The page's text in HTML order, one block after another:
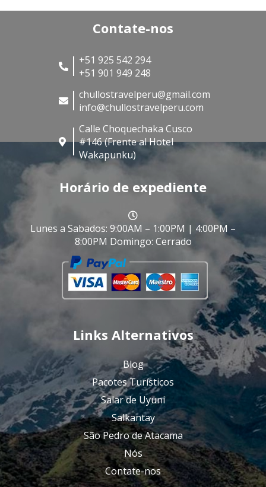
Contate-nos
+51 925 542 294
+51 901 949 248
chullostravelperu@gmail.com
info@chullostravelperu.com
Calle Choquechaka Cusco
#146 (Frente al Hotel
Wakapunku)
Horário de expediente
Lunes a Sabados: 9:00AM – 1:00PM | 4:00PM –
8:00PM Domingo: Cerrado
Links Alternativos
Blog
Pacotes Turísticos
Salar de Uyuni
Salkantay
São Pedro de Atacama
Nós
Contate-nos